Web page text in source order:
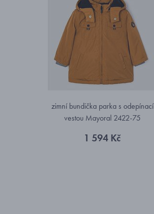
zimní bundička parka s odepínací
vestou Mayoral 2422-75
1 594 Kč